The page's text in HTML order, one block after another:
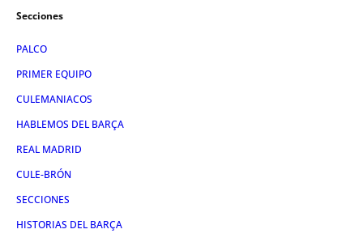
Secciones
PALCO
PRIMER EQUIPO
CULEMANIACOS
HABLEMOS DEL BARÇA
REAL MADRID
CULE-BRÓN
SECCIONES
HISTORIAS DEL BARÇA